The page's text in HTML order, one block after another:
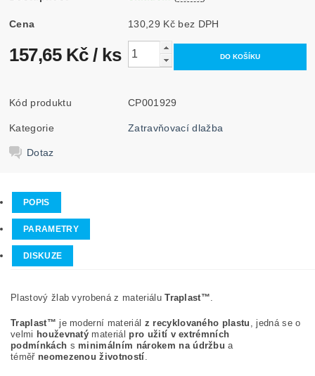
Cena 130,29 Kč bez DPH
157,65 Kč/ ks
Kód produktu CP001929
Kategorie Zatravňovací dlažba
Dotaz
POPIS
PARAMETRY
DISKUZE
Plastový žlab vyrobená z materiáluTraplast™.
Traplast™ je moderní materiál z recyklovaného plastu , jedná se o
velmi houževnatý materiál pro užití v extrémních
podmínkách s minimálním nárokem na údržbu a
téměřneomezenou životností.